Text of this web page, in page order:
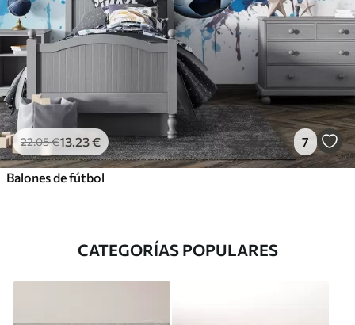
22.05€13 .23€ 7
Balones de fútbol
CATEGORÍAS POPULARES